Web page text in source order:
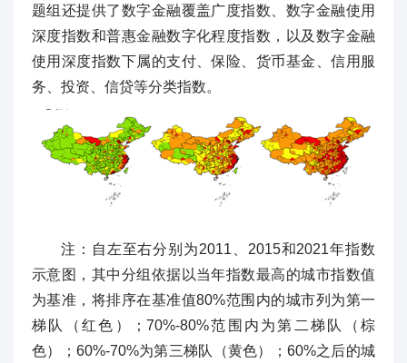
题组还提供了数字金融覆盖广度指数、数字金融使用
深度指数和普惠金融数字化程度指数，以及数字金融
使用深度指数下属的支付、保险、货币基金、信用服
务、投资、信贷等分类指数。
注：自左至右分别为2011、2015和2021年指数
示意图，其中分组依据以当年指数最高的城市指数值
为基准，将排序在基准值80%范围内的城市列为第一
梯队（红色）；70%-80%范围内为第二梯队（棕
色）；60%-70%为第三梯队（黄色）；60%之后的城